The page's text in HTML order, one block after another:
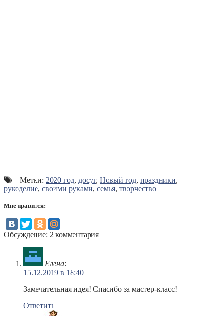
Метки: 2020 год, досуг, Новый год, праздники,
рукоделие, своими руками, семья, творчество
Мне нравится:
Обсуждение: 2 комментария
Елена:
15.12.2019 в 18:40
Замечательная идея! Спасибо за мастер-класс!
Ответить